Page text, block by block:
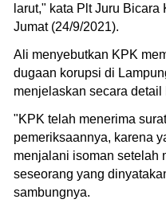
larut," kata Plt Juru
Jumat (24/9/2021).
Ali menyebutkan KPK
dugaan korupsi di
menjelaskan secara
"KPK telah menerima
pemeriksaannya, karena
menjalani isoman setelah
seseorang yang
sambungnya.